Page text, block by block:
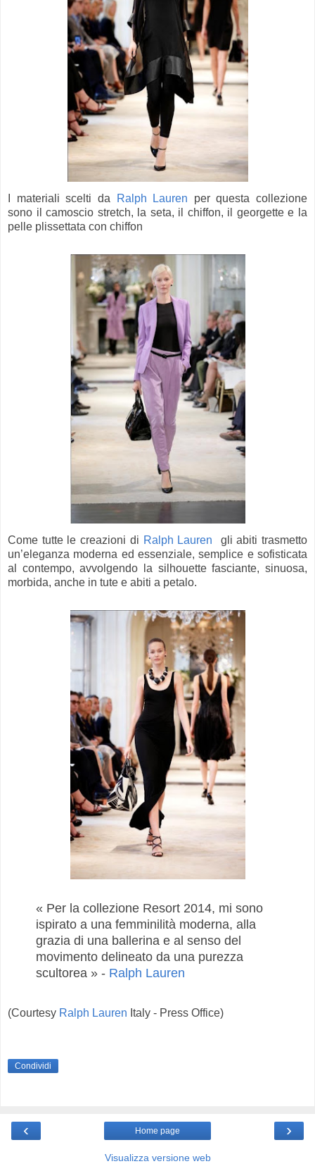
I materiali scelti da Ralph Lauren per questa collezione
sono il camoscio stretch, la seta, il chiffon, il georgette e la
pelle plissettata con chiffon
Come tutte le creazioni di Ralph Lauren gli abiti trasmetto
un’eleganza moderna ed essenziale, semplice e sofisticata
al contempo, avvolgendo la silhouette fasciante, sinuosa,
morbida, anche in tute e abiti a petalo.
« Per la collezione Resort 2014, mi sono
ispirato a una femminilità moderna, alla
grazia di una ballerina e al senso del
movimento delineato da una purezza
scultorea » - Ralph Lauren
(Courtesy Ralph Lauren Italy - Press Office)
Condividi
‹ ›
Home page
Visualizza versione web